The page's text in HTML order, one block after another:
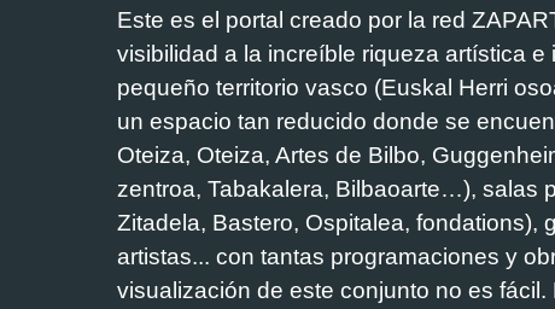
Este es el portal creado por la red
visibilidad a la increíble riqueza artística e
pequeño territorio vasco (Euskal Herri
un espacio tan reducido donde se
Oteiza, Oteiza, Artes de Bilbo,
zentroa, Tabakalera, Bilbaoarte…), salas
Zitadela, Bastero, Ospitalea, fondations),
artistas... con tantas programaciones y
visualización de este conjunto no es